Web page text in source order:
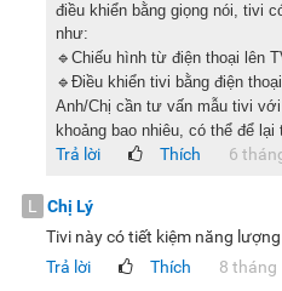
thị phù hợp. Nhờ đó, thiết bị
trong những điều kiện không
duy trì trải nghiệm xem ổn
dụng hàng ngày.
Thiết kế màn hình tràn viền
Màn hình tràn viền với viền
mang lại cảm giác không gian
Thiết kế tinh tế, hiện đại này
điều khiển bằng giọng nói, tivi
như:
🔹Chiếu hình từ điện thoại lên
🔹Điều khiển tivi bằng điện
Anh/Chị cần tư vấn mẫu tivi
khoảng bao nhiêu, có thể để
Trả lời Thích 6
L
Chị Lý
Tivi này có tiết kiệm năng
Trả lời
Thích 8 tháng